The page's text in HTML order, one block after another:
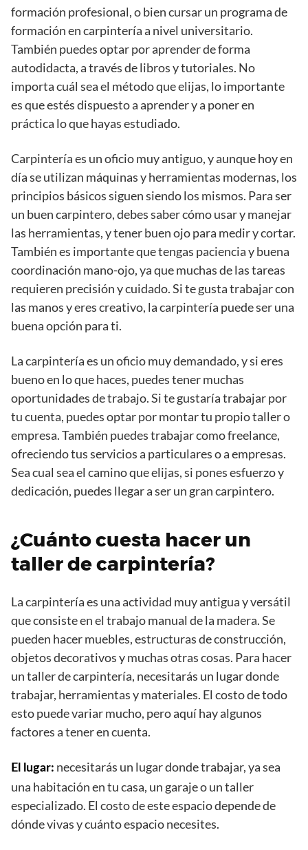
formación profesional, o bien cursar un programa de
formación en carpintería a nivel universitario.
También puedes optar por aprender de forma
autodidacta, a través de libros y tutoriales. No
importa cuál sea el método que elijas, lo importante
es que estés dispuesto a aprender y a poner en
práctica lo que hayas estudiado.
Carpintería es un oficio muy antiguo, y aunque hoy en
día se utilizan máquinas y herramientas modernas, los
principios básicos siguen siendo los mismos. Para ser
un buen carpintero, debes saber cómo usar y manejar
las herramientas, y tener buen ojo para medir y cortar.
También es importante que tengas paciencia y buena
coordinación mano-ojo, ya que muchas de las tareas
requieren precisión y cuidado. Si te gusta trabajar con
las manos y eres creativo, la carpintería puede ser una
buena opción para ti.
La carpintería es un oficio muy demandado, y si eres
bueno en lo que haces, puedes tener muchas
oportunidades de trabajo. Si te gustaría trabajar por
tu cuenta, puedes optar por montar tu propio taller o
empresa. También puedes trabajar como freelance,
ofreciendo tus servicios a particulares o a empresas.
Sea cual sea el camino que elijas, si pones esfuerzo y
dedicación, puedes llegar a ser un gran carpintero.
¿Cuánto cuesta hacer un
taller de carpintería?
La carpintería es una actividad muy antigua y versátil
que consiste en el trabajo manual de la madera. Se
pueden hacer muebles, estructuras de construcción,
objetos decorativos y muchas otras cosas. Para hacer
un taller de carpintería, necesitarás un lugar donde
trabajar, herramientas y materiales. El costo de todo
esto puede variar mucho, pero aquí hay algunos
factores a tener en cuenta.
El lugar: necesitarás un lugar donde trabajar, ya sea
una habitación en tu casa, un garaje o un taller
especializado. El costo de este espacio depende de
dónde vivas y cuánto espacio necesites.